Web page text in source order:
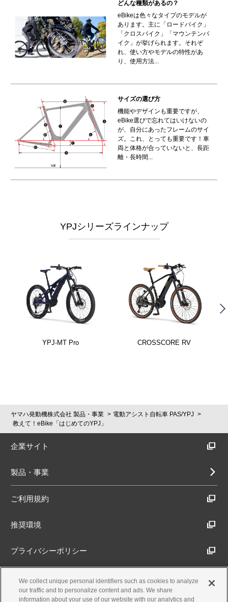
どんな種類があるの？
eBikeは色々なタイプのモデルが
あります。主に「ロードバイク」
「クロスバイク」「マウンテンバ
イク」が挙げられます。それぞ
れ、使い方やモデルの特性があ
り、使用方法...
サイズの選び方
機能やデザインも重要ですが、
eBike選びで忘れてはいけないの
が、自分にあったフレームのサイ
ズ。これ、とっても重要です！車
両と体格が合っていないと、長距
離・長時間...
YPJシリーズラインナップ
YPJ-MT Pro CROSSCORE RV
ヤマハ発動機株式会社 製品・事業
電動アシスト自転車 PAS/YPJ
教えて！eBike「はじめてのYPJ」
企業サイト
製品・事業
ご利用規約
推奨環境
プライバシーポリシー
Cookieポリシー
We collect unique personal identifiers such as cookies to analyze
our traffic and to personalize content and ads. We share
information about your use of our website with our analytics and